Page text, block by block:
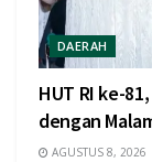
DAERAH
HUT RI ke-
dengan
AGUSTUS 8, 2026